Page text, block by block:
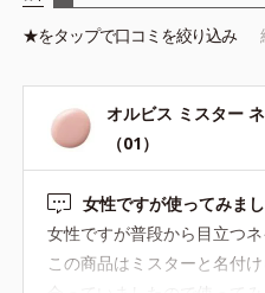
★をタップで口コミを絞り込み
オルビス ミスター
（01）
女性ですが使ってみまし
女性ですが普段から目立つ
この商品はミスターと名付